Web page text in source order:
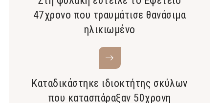
47χρονο που τραυμάτισε θανάσιμα
ηλικιωμένο
Καταδικάστηκε ιδιοκτήτης σκύλων
που κατασπάραξαν 50χρονη